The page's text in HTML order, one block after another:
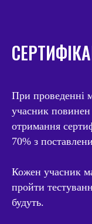
При проведенні
учасник
отримання
70% з
Кожен учасник
пройти
будуть.